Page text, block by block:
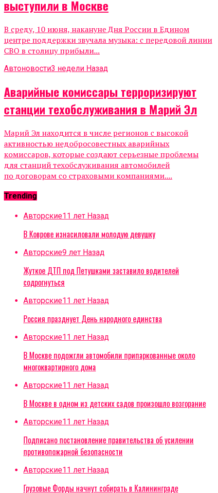
выступили в Москве
В среду, 10 июня, накануне Дня России в Едином
центре поддержки звучала музыка: с передовой линии
СВО в столицу прибыли...
Автоновости3 недели Назад
Аварийные комиссары терроризируют
станции техобслуживания в Марий Эл
Марий Эл находится в числе регионов с высокой
активностью недобросовестных аварийных
комиссаров, которые создают серьезные проблемы
для станций техобслуживания автомобилей
по договорам со страховыми компаниями....
Trending
Авторские11 лет Назад
В Коврове изнасиловали молодую девушку
Авторские9 лет Назад
Жуткое ДТП под Петушками заставило водителей
содрогнуться
Авторские11 лет Назад
Россия празднует День народного единства
Авторские11 лет Назад
В Москве подожгли автомобили припаркованные около
многоквартирного дома
Авторские11 лет Назад
В Москве в одном из детских садов произошло возгорание
Авторские11 лет Назад
Подписано постановление правительства об усилении
противопожарной безопасности
Авторские11 лет Назад
Грузовые Форды начнут собирать в Калининграде